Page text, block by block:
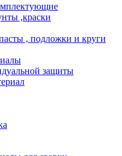
,краски
, подложки и круги
защиты